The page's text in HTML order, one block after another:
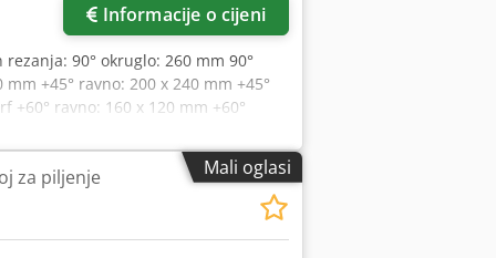
Informacije o cijeni
90° okruglo: 260 mm 90°
+45° ravno: 200 x 240 mm +45°
+60° ravno: 160 x 120 mm +60°
-45° kvadratno: 200 x 200 mm
pile, snaga s regulacijom
frekvencije: 20 - 110 m/min
1020 mm Širina, cca: 1830 mm
mm Visina materijala: 950 mm
- Vodiči tračne pile od tvrdog
Mali oglasi
za piljenje